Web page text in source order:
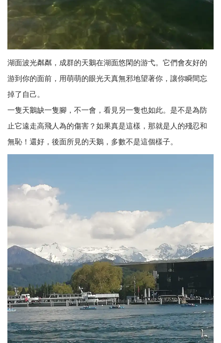
湖面波光粼粼，成群的天鵝在湖面悠閑的游弋。它們會友好的
游到你的面前，用萌萌的眼光天真無邪地望著你，讓你瞬間忘
掉了自己。
一隻天鵝缺一隻腳，不一會，看見另一隻也如此。是不是為防
止它遠走高飛人為的傷害？如果真是這樣，那就是人的殘忍和
無恥！還好，後面所見的天鵝，多數不是這個樣子。